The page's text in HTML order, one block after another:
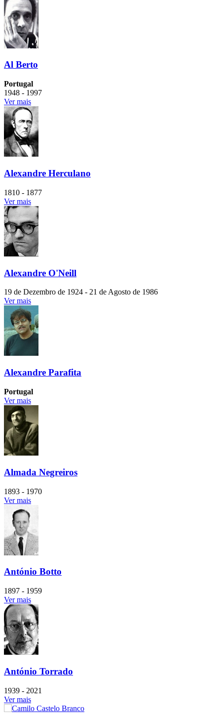
Al Berto
Portugal
1948 - 1997
Ver mais
Alexandre Herculano
1810 - 1877
Ver mais
Alexandre O'Neill
19 de Dezembro de 1924 - 21 de Agosto de 1986
Ver mais
Alexandre Parafita
Portugal
Ver mais
Almada Negreiros
1893 - 1970
Ver mais
António Botto
1897 - 1959
Ver mais
António Torrado
1939 - 2021
Ver mais